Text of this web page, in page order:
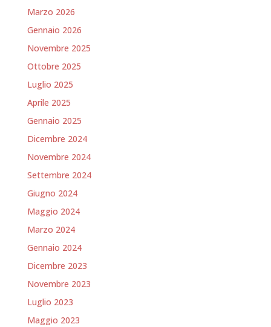
Marzo 2026
Gennaio 2026
Novembre 2025
Ottobre 2025
Luglio 2025
Aprile 2025
Gennaio 2025
Dicembre 2024
Novembre 2024
Settembre 2024
Giugno 2024
Maggio 2024
Marzo 2024
Gennaio 2024
Dicembre 2023
Novembre 2023
Luglio 2023
Maggio 2023